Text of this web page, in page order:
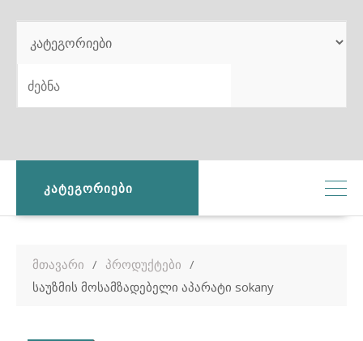
SEARCH
ᲙᲐᲢᲔᲒᲝᲠᲘᲔᲑᲘ
მთავარი
პროდუქტები
საუზმის მოსამზადებელი აპარატი sokany